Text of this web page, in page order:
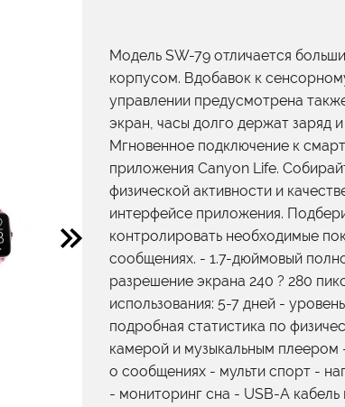
Модель SW-79 отличается
корпусом. Вдобавок к
управлении предусмотрена
экран, часы долго держат заряд
Мгновенное подключение к
приложения Canyon Life.
физической активности и
интерфейсе приложения.
контролировать необходимые
сообщениях. - 1.7-дюймовый
разрешение экрана 240 ? 280
использования: 5-7 дней -
подробная статистика по
камерой и музыкальным
о сообщениях - мульти спорт -
- мониторинг сна - USB-A